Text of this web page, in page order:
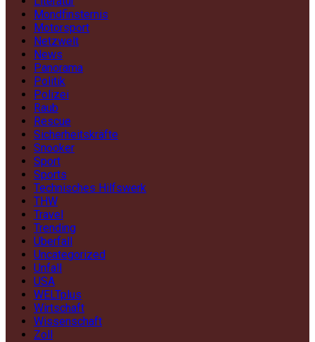
Mondfinsternis
Motorsport
Netzwelt
News
Panorama
Politik
Polizei
Raub
Rescue
Sicherheitskräfte
Snooker
Sport
Sports
Technisches Hilfswerk
THW
Travel
Trending
Überfall
Uncategorized
Unfall
USA
WELTplus
Wirtschaft
Wissenschaft
Zoll